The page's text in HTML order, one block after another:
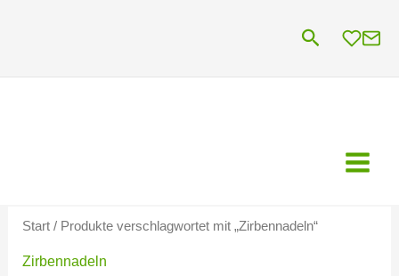
Suchen
Start/ Produkte verschlagwortet mit „Zirbennadeln“
Zirbennadeln